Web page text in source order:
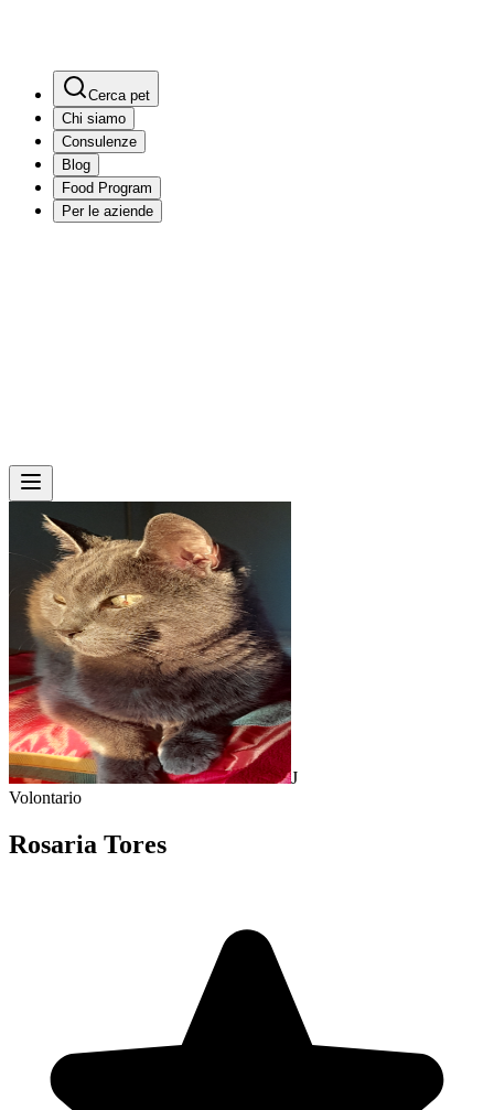
Cerca pet
Chi siamo
Consulenze
Blog
Food Program
Per le aziende
J
Volontario
Rosaria Tores